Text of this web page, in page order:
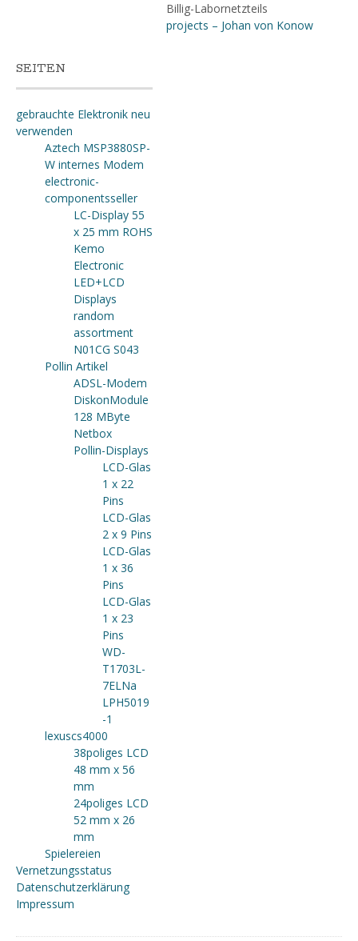
Billig-Labornetzteils
projects – Johan von Konow
SEITEN
gebrauchte Elektronik neu
verwenden
Aztech MSP3880SP-
W internes Modem
electronic-
componentsseller
LC-Display 55
x 25 mm ROHS
Kemo
Electronic
LED+LCD
Displays
random
assortment
N01CG S043
Pollin Artikel
ADSL-Modem
DiskonModule
128 MByte
Netbox
Pollin-Displays
LCD-Glas
1 x 22
Pins
LCD-Glas
2 x 9 Pins
LCD-Glas
1 x 36
Pins
LCD-Glas
1 x 23
Pins
WD-
T1703L-
7ELNa
LPH5019
-1
lexuscs4000
38poliges LCD
48 mm x 56
mm
24poliges LCD
52 mm x 26
mm
Spielereien
Vernetzungsstatus
Datenschutzerklärung
Impressum